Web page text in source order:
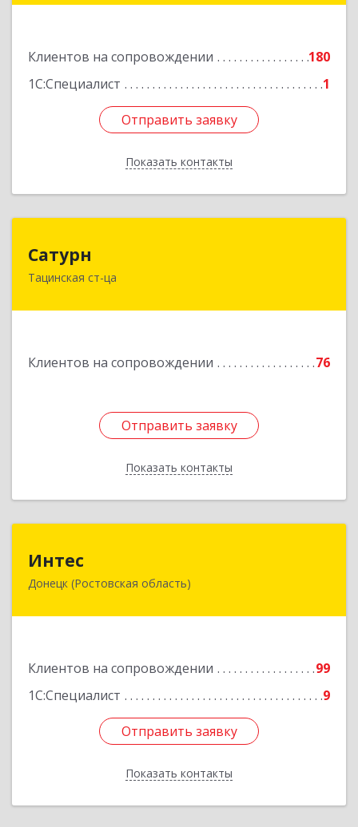
Клиентов на сопровождении
180
1С:Специалист
1
Отправить заявку
Показать контакты
Отправить заявку
Назад
Сатурн
Тацинская ст-ца
Клиентов на сопровождении 76
Отправить заявку
Показать контакты
347060, Ростовская область, Тацинский район,
Отправить заявку
Назад
Интес
Донецк (Ростовская область)
Клиентов на сопровождении
99
1С:Специалист
9
Отправить заявку
Показать контакты
346330, Ростовская обл, Донецк г, 60-й кв-л,
Отправить заявку
Назад